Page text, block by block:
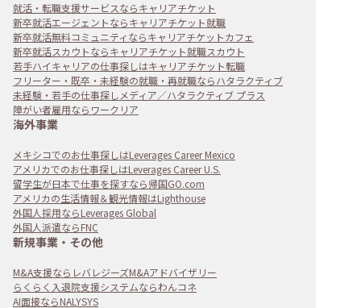
就活・転職支援サービスならキャリアチケット
新卒就活エージェントならキャリアチケット就職
新卒就活無料コミュニティならキャリアチケットカフェ
新卒就活スカウトならキャリアチケット就職スカウト
若手ハイキャリアの仕事探しはキャリアチケット転職
フリーター・既卒・未経験の就職・再就職ならハタラクティブ
未経験・若手の仕事探しメディア／ハタラクティブ プラス
障がい者雇用ならワークリア
海外事業
メキシコでのお仕事探しはLeverages Career Mexico
アメリカでのお仕事探しはLeverages Career U.S.
留学生が日本で仕事を探すなら帰国GO.com
アメリカの生活情報＆観光情報はLighthouse
外国人採用ならLeverages Global
外国人派遣ならFNC
新規事業・その他
M&A支援ならレバレジーズM&Aアドバイザリー
らくらく入退院支援システムならわんコネ
AI面接ならNALYSYS